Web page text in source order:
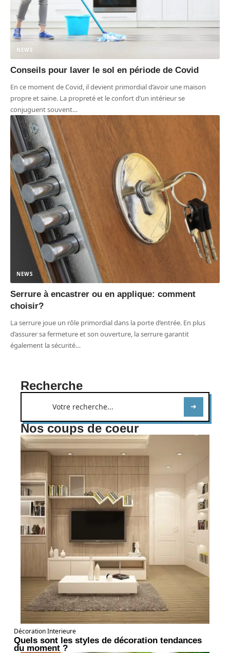
NEWS
Conseils pour laver le sol en période de Covid
En ce moment de Covid, il devient primordial d’avoir une maison
propre et saine. La propreté et le confort d’un intérieur se
conjuguent souvent…
NEWS
Serrure à encastrer ou en applique: comment
choisir?
La serrure joue un rôle primordial dans la porte d’entrée. En plus
d’assurer sa fermeture et son ouverture, la serrure garantit
également la sécurité…
Recherche
Nos coups de coeur
Décoration Interieure
Quels sont les styles de décoration tendances
du moment ?